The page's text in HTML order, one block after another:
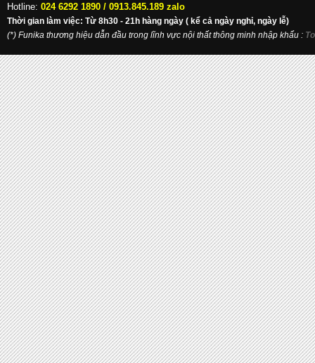
Hotline: 024 6292 1890 / 0913.845.189 zalo
Thời gian làm việc: Từ 8h30 - 21h hàng ngày ( kể cả ngày nghỉ, ngày lễ)
(*) Funika thương hiệu dẫn đầu trong lĩnh vực nội thất thông minh nhập khẩu :